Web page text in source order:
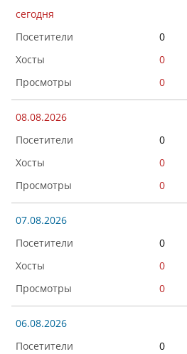
сегодня
0
0
0
08.08.2026
0
0
0
07.08.2026
0
0
0
06.08.2026
0